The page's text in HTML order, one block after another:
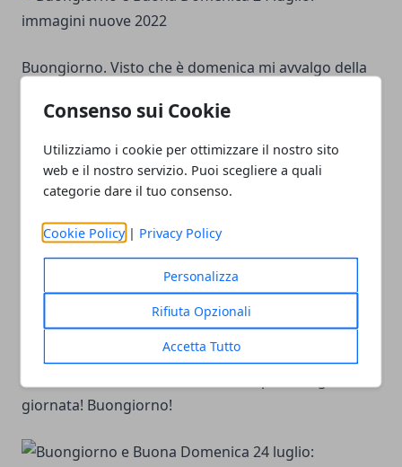
Consenso sui Cookie
Utilizziamo i cookie per ottimizzare il nostro sito
web e il nostro servizio. Puoi scegliere a quali
categorie dare il tuo consenso.
Cookie Policy | Privacy Policy
Personalizza
Rifiuta Opzionali
Accetta Tutto
Buongiorno. Visto che è domenica mi avvalgo della
(Peanuts, Charles M. Schulz)
La domenica voglio fare solo tre cose: Dormire,
dormire, dormire! Buongiorno!
giornata! Buongiorno!